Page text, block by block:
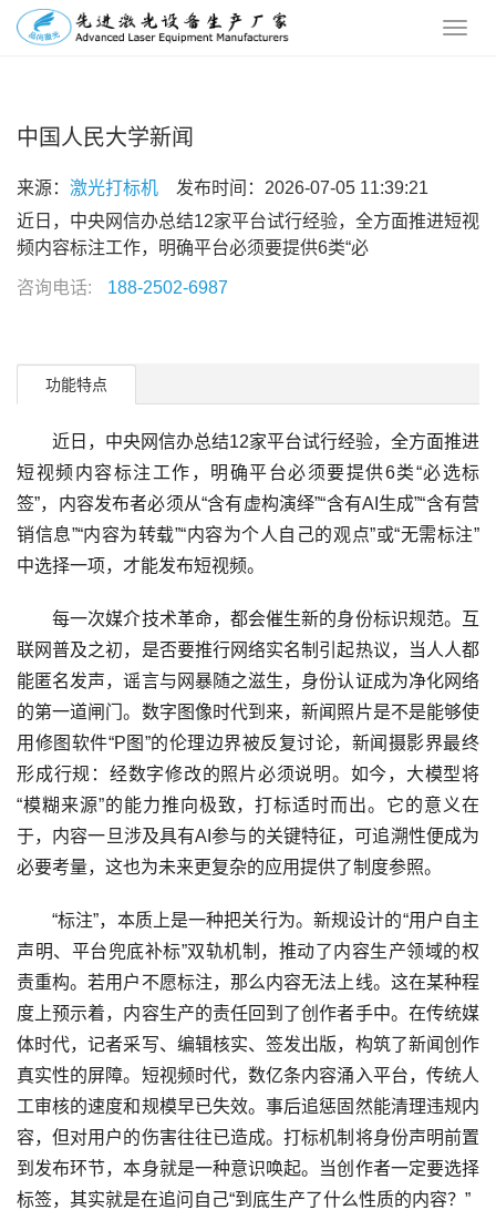
中国人民大学新闻
来源： 激光打标机 发布时间：2026-07-05 11:39:21
近日，中央网信办总结12家平台试行经验，全方面推进短视
频内容标注工作，明确平台必须要提供6类“必
咨询电话: 188-2502-6987
功能特点
近日，中央网信办总结12家平台试行经验，全方面推进
短视频内容标注工作，明确平台必须要提供6类“必选标
签”，内容发布者必须从“含有虚构演绎”“含有AI生成”“含有营
销信息”“内容为转载”“内容为个人自己的观点”或“无需标注”
中选择一项，才能发布短视频。
每一次媒介技术革命，都会催生新的身份标识规范。互
联网普及之初，是否要推行网络实名制引起热议，当人人都
能匿名发声，谣言与网暴随之滋生，身份认证成为净化网络
的第一道闸门。数字图像时代到来，新闻照片是不是能够使
用修图软件“P图”的伦理边界被反复讨论，新闻摄影界最终
形成行规：经数字修改的照片必须说明。如今，大模型将
“模糊来源”的能力推向极致，打标适时而出。它的意义在
于，内容一旦涉及具有AI参与的关键特征，可追溯性便成为
必要考量，这也为未来更复杂的应用提供了制度参照。
“标注”，本质上是一种把关行为。新规设计的“用户自主
声明、平台兜底补标”双轨机制，推动了内容生产领域的权
责重构。若用户不愿标注，那么内容无法上线。这在某种程
度上预示着，内容生产的责任回到了创作者手中。在传统媒
体时代，记者采写、编辑核实、签发出版，构筑了新闻创作
真实性的屏障。短视频时代，数亿条内容涌入平台，传统人
工审核的速度和规模早已失效。事后追惩固然能清理违规内
容，但对用户的伤害往往已造成。打标机制将身份声明前置
到发布环节，本身就是一种意识唤起。当创作者一定要选择
标签，其实就是在追问自己“到底生产了什么性质的内容？”